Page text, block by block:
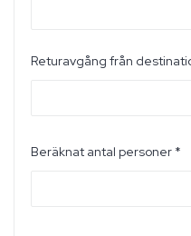
Returavgång från
Beräknat antal personer *